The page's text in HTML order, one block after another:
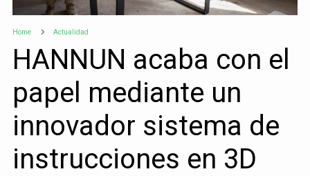
Home Actualidad
HANNUN acaba con el
papel mediante un
innovador sistema de
instrucciones en 3D